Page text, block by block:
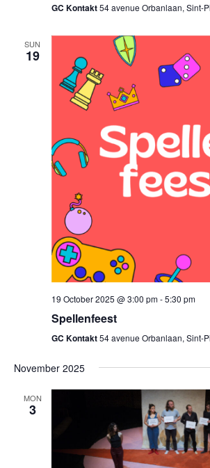
GC Kontakt54 avenue Orbanlaan, Sint-
SUN
19
19 October 2025 @ 3:00 pm-5:30 pm
Spellenfeest
GC Kontakt54 avenue Orbanlaan, Sint-
November 2025
MON
3